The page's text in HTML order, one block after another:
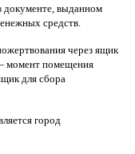
документе выданном
средств
через ящик
момент помещения
для сбора
город